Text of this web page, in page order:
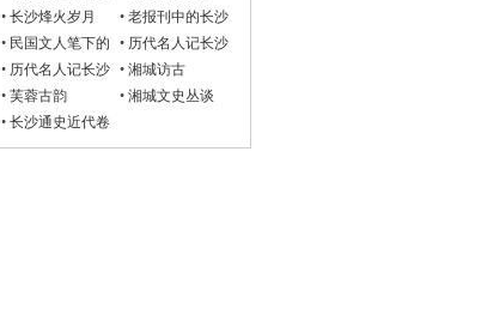
• 长沙烽火岁月 • 老报刊中的长沙
• 民国文人笔下的
长沙
• 历代名人记长沙
诗词选
• 历代名人记长沙
文选
• 湘城访古
• 芙蓉古韵 • 湘城文史丛谈
• 长沙通史近代卷